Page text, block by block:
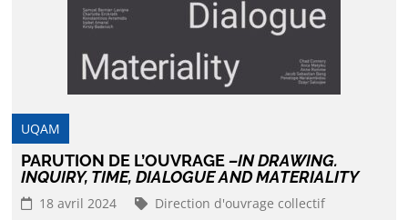
UQAM
PARUTION DE L’OUVRAGE–IN DRAWING.
INQUIRY, TIME, DIALOGUE AND MATERIALITY
18 avril 2024
Direction d'ouvrage collectif